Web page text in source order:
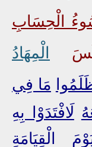
الْحِسَابِ
الْمِهَادُ
مَا فِي
لَافْتَدَوْا بِهِ
الْقِيَامَةِ